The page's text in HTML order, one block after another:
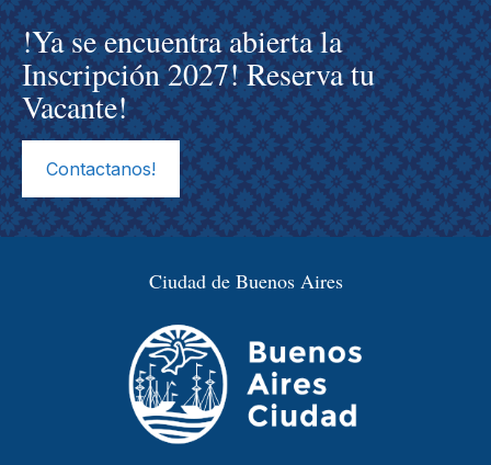
!Ya se encuentra abierta la
Inscripción 2027! Reserva tu
Vacante!
Contactanos!
Ciudad de Buenos Aires